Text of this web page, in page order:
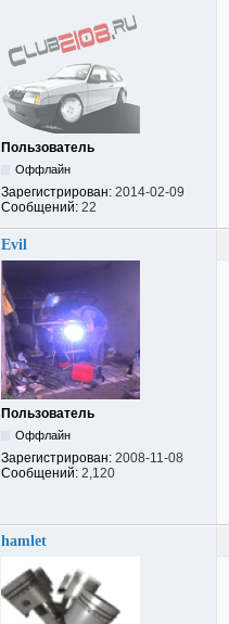
Пользователь
Оффлайн
Зарегистрирован: 2014-02-09
Сообщений: 22
Evil
Пользователь
Оффлайн
Зарегистрирован: 2008-11-08
Сообщений: 2,120
hamlet